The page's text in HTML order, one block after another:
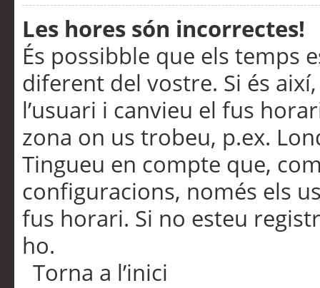
Les hores són incorrectes!
És possibble que els temps
diferent del vostre. Si és
l’usuari i canvieu el fus
zona on us trobeu, p.ex.
Tingueu en compte que,
configuracions, només els
fus horari. Si no esteu
ho.
Torna a l’inici